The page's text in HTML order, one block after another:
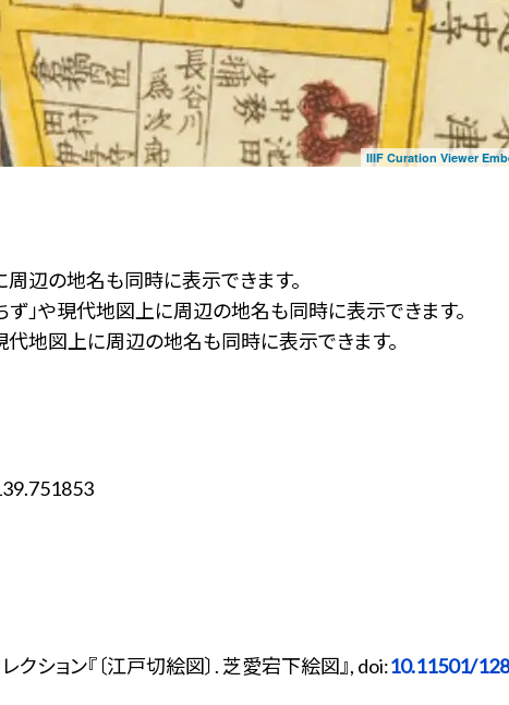
IIIF Curation Viewer
周辺の地名も同時に表示できます。
ちず」や現代地図上に周辺の地名も同時に表示できます。
代地図上に周辺の地名も同時に表示できます。
ション『〔江戸切絵図〕. 芝愛宕下絵図』, doi:10.11501/